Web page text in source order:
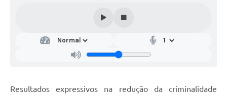
Resultados expressivos na redução da criminalidade